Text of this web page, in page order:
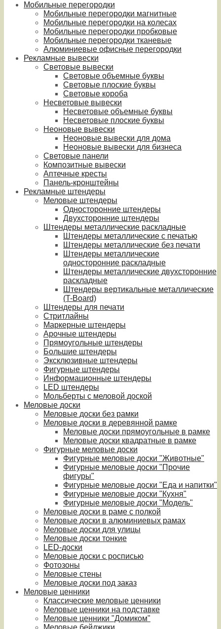
Мобильные перегородки
Мобильные перегородки магнитные
Мобильные перегородки на колесах
Мобильные перегородки пробковые
Мобильные перегородки тканевые
Алюминиевые офисные перегородки
Рекламные вывески
Световые вывески
Световые объемные буквы
Световые плоские буквы
Световые короба
Несветовые вывески
Несветовые объемные буквы
Несветовые плоские буквы
Неоновые вывески
Неоновые вывески для дома
Неоновые вывески для бизнеса
Световые панели
Композитные вывески
Аптечные кресты
Панель-кронштейны
Рекламные штендеры
Меловые штендеры
Односторонние штендеры
Двухсторонние штендеры
Штендеры металлические раскладные
Штендеры металлические с печатью
Штендеры металлические без печати
Штендеры металлические
односторонние раскладные
Штендеры металлические двухсторонние
раскладные
Штендеры вертикальные металлические
(T-Board)
Штендеры для печати
Стритлайны
Маркерные штендеры
Арочные штендеры
Прямоугольные штендеры
Большие штендеры
Эксклюзивные штендеры
Фигурные штендеры
Информационные штендеры
LED штендеры
Мольберты с меловой доской
Меловые доски
Меловые доски без рамки
Меловые доски в деревянной рамке
Меловые доски прямоугольные в рамке
Меловые доски квадратные в рамке
Фигурные меловые доски
Фигурные меловые доски "Животные"
Фигурные меловые доски "Прочие
фигуры"
Фигурные меловые доски "Еда и напитки"
Фигурные меловые доски "Кухня"
Фигурные меловые доски "Модель"
Меловые доски в раме с полкой
Меловые доски в алюминиевых рамах
Меловые доски для улицы
Меловые доски тонкие
LED-доски
Меловые доски с росписью
Фотозоны
Меловые стены
Меловые доски под заказ
Меловые ценники
Классические меловые ценники
Меловые ценники на подставке
Меловые ценники "Домиком"
Меловые бейджики